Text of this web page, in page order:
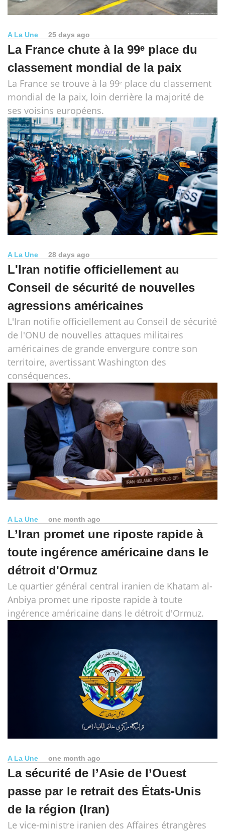
A La Une 25 days ago
La France chute à la 99ᵉ place du
classement mondial de la paix
La France se trouve à la 99ᵉ place du classement
mondial de la paix, loin derrière la majorité de
ses voisins européens.
A La Une 28 days ago
L'Iran notifie officiellement au
Conseil de sécurité de nouvelles
agressions américaines
L'Iran notifie officiellement au Conseil de sécurité
de l'ONU de nouvelles attaques militaires
américaines de grande envergure contre son
territoire, avertissant Washington des
conséquences.
A La Une one month ago
L’Iran promet une riposte rapide à
toute ingérence américaine dans le
détroit d'Ormuz
Le quartier général central iranien de Khatam al-
Anbiya promet une riposte rapide à toute
ingérence américaine dans le détroit d'Ormuz.
A La Une one month ago
La sécurité de l’Asie de l’Ouest
passe par le retrait des États-Unis
de la région (Iran)
Le vice-ministre iranien des Affaires étrangères